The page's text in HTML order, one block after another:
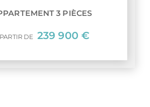
3 PIÈCES
DE 239 900 €